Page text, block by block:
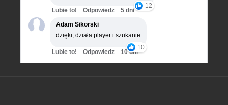
12
Lubie to! Odpowiedz
5 dni
Adam Sikorski
dzięki, działa player i szukanie
10
Lubie to! Odpowiedz 10 dni